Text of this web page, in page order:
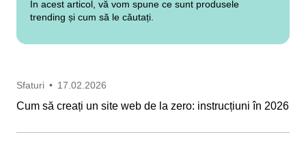
În acest articol, vă vom spune ce sunt produsele
trending și cum să le căutați.
Sfaturi • 17.02.2026
Cum să creați un site web de la zero: instrucțiuni în 2026